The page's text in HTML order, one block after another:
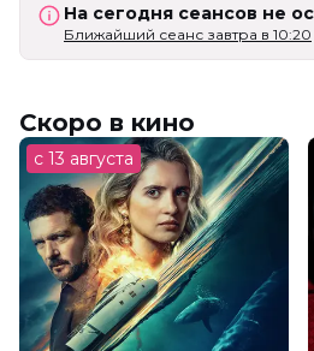
На сегодня сеансов не
Ближайший сеанс завтра в 10:20
Скоро в кино
с 13 августа